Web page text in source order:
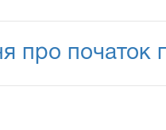
про початок